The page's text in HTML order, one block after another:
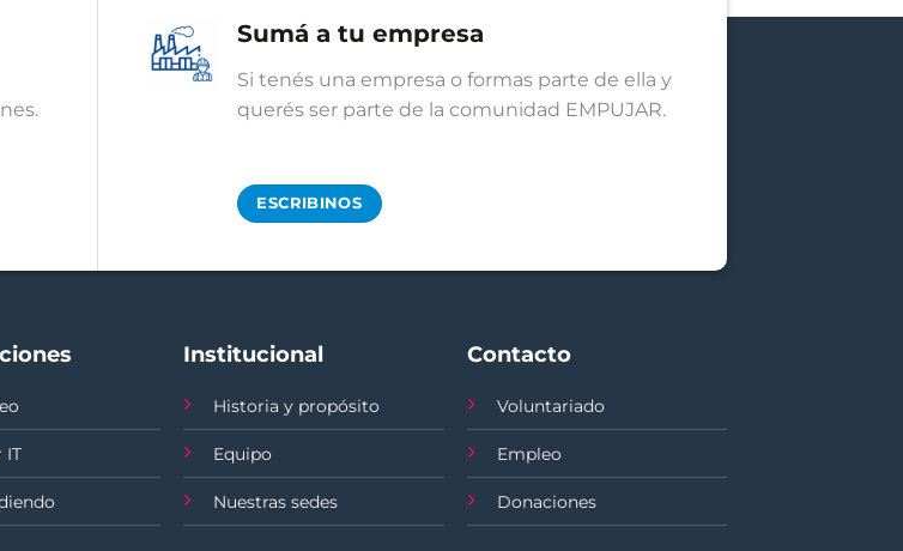
Sumá a tu empresa
Si tenés una empresa o formas parte de ella y
querés ser parte de la comunidad EMPUJAR.
ESCRIBINOS
IT
Institucional
Historia y propósito
Equipo
Nuestras sedes
Contacto
Voluntariado
Empleo
Donaciones